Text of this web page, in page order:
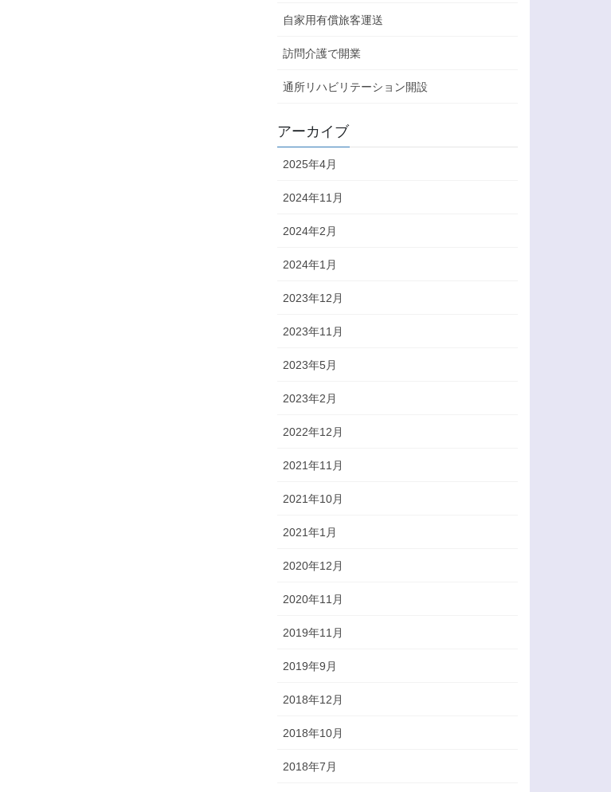
自家用有償旅客運送
訪問介護で開業
通所リハビリテーション開設
アーカイブ
2025年4月
2024年11月
2024年2月
2024年1月
2023年12月
2023年11月
2023年5月
2023年2月
2022年12月
2021年11月
2021年10月
2021年1月
2020年12月
2020年11月
2019年11月
2019年9月
2018年12月
2018年10月
2018年7月